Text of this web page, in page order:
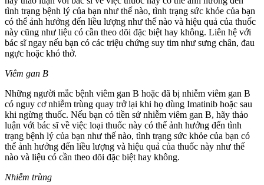
tình trạng bệnh lý của bạn như thế nào, tình trạng sức khỏe của bạn
có thể ảnh hưởng đến liều lượng như thế nào và hiệu quả của thuốc
này cũng như liệu có cần theo dõi đặc biệt hay không. Liên hệ với
bác sĩ ngay nếu bạn có các triệu chứng suy tim như sưng chân, đau
ngực hoặc khó thở.
Viêm gan B
Những người mắc bệnh viêm gan B hoặc đã bị nhiễm viêm gan B
có nguy cơ nhiễm trùng quay trở lại khi họ dùng Imatinib hoặc sau
khi ngừng thuốc. Nếu bạn có tiền sử nhiễm viêm gan B, hãy thảo
luận với bác sĩ về việc loại thuốc này có thể ảnh hưởng đến tình
trạng bệnh lý của bạn như thế nào, tình trạng sức khỏe của bạn có
thể ảnh hưởng đến liều lượng và hiệu quả của thuốc này như thế
nào và liệu có cần theo dõi đặc biệt hay không.
Nhiễm trùng